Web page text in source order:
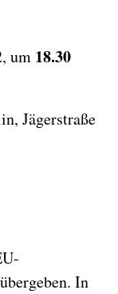
um 18.30
Jägerstraße
In